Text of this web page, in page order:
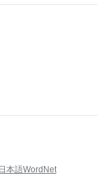
日本語WordNet